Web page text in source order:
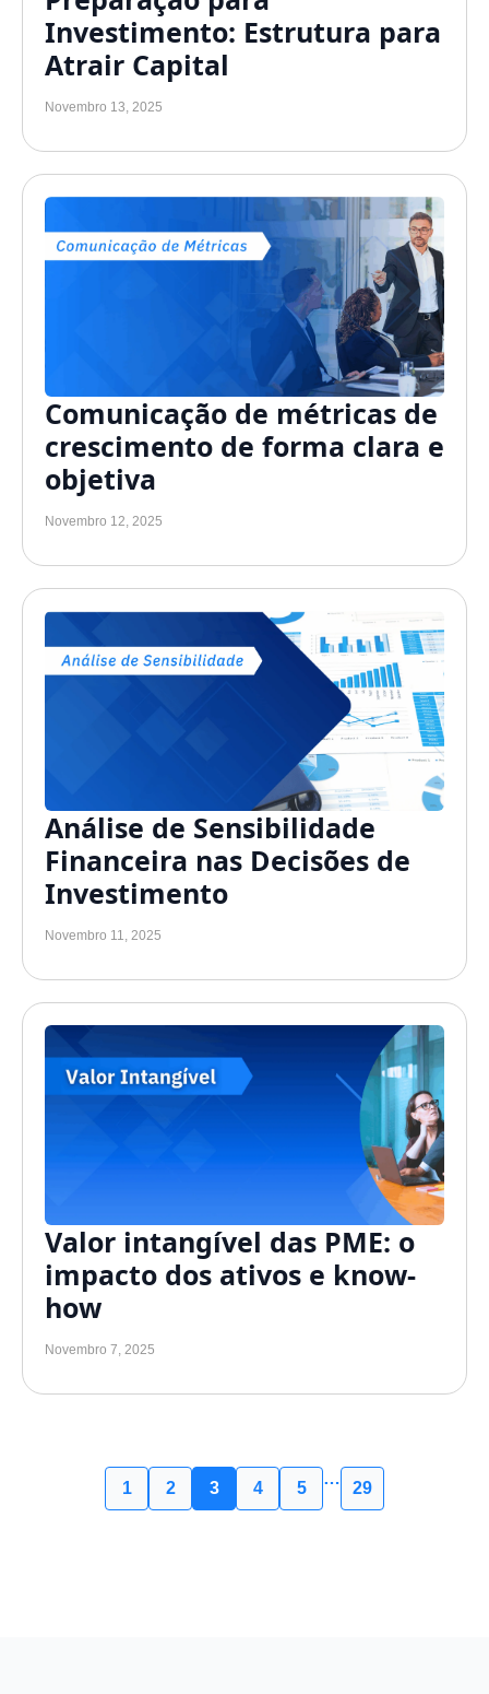
Investimento: Estrutura para
Atrair Capital
Novembro 13, 2025
Comunicação de métricas de
crescimento de forma clara e
objetiva
Novembro 12, 2025
Análise de Sensibilidade
Financeira nas Decisões de
Investimento
Novembro 11, 2025
Valor intangível das PME: o
impacto dos ativos e know-
how
Novembro 7, 2025
1 2 3 4 5
…
29